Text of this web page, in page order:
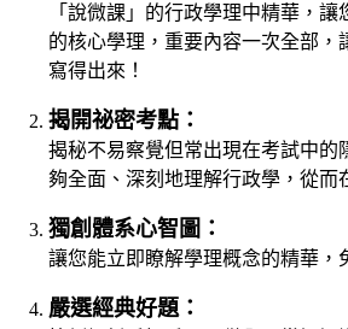
「說微課」的行政學理中精華，
的核心學理，重要內容一次全部，
寫得出來！
揭開祕密考點：
揭秘不易察覺但常出現在考試中的
夠全面、深刻地理解行政學，從而
獨創體系心智圖：
讓您能立即瞭解學理概念的精華，
嚴選經典好題：